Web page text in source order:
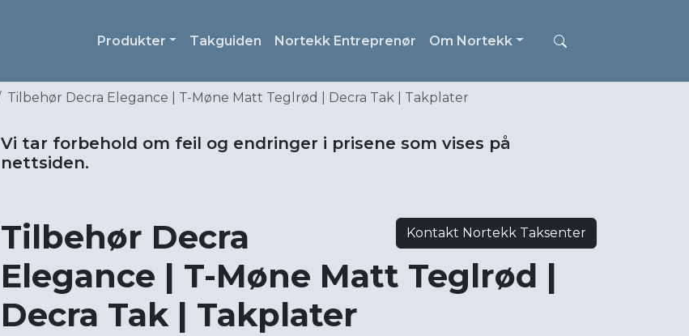
Produkter Takguiden Nortekk Entreprenør Om Nortekk
Tilbehør Decra Elegance | T-Møne Matt Teglrød | Decra Tak | Takplater
Vi tar forbehold om feil og endringer i prisene som vises på
nettsiden.
Kontakt Nortekk Taksenter
Tilbehør Decra
Elegance | T-Møne Matt Teglrød |
Decra Tak | Takplater